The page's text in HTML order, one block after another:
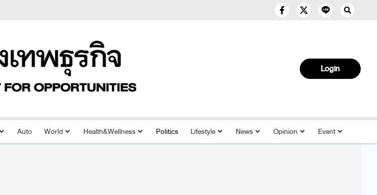
Login
Auto World Health&Wellness Politics Lifestyle News Opinion Event